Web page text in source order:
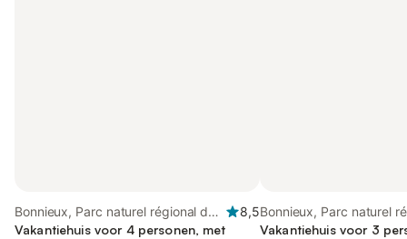
Bonnieux, Parc naturel régional du
Luberon
8,5
Vakantiehuis voor 4 personen, met
Bonnieux, Parc naturel
Luberon
Vakantiehuis voor 3